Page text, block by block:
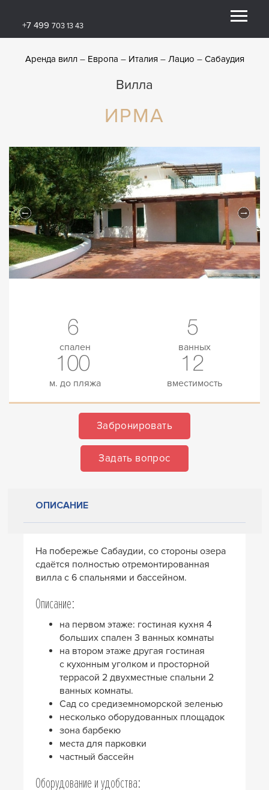
+7 499 703 13 43
Аренда вилл Европа Италия Лацио Сабаудия
Вилла
ИРМА
6
спален
5
ванных
100
м. до пляжа
12
вместимость
Забронировать
Задать вопрос
ОПИСАНИЕ
На побережье Сабаудии, со стороны озера
сдаётся полностью отремонтированная
вилла с 6 спальнями и бассейном.
Описание:
на первом этаже: гостиная кухня 4
больших спален 3 ванных комнаты
на втором этаже другая гостиная
с кухонным уголком и просторной
террасой 2 двухместные спальни 2
ванных комнаты.
Сад со средиземноморской зеленью
несколько оборудованных площадок
зона барбекю
места для парковки
частный бассейн
Оборудование и удобства: